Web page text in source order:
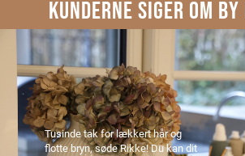
KUNDERNE SIGER OM
Tusinde tak for lækkert hår og
flotte bryn, søde Rikke! Du kan dit